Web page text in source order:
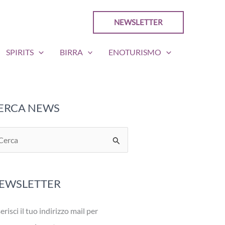
NEWSLETTER
SPIRITS BIRRA ENOTURISMO
NEWS
il tuo indirizzo mail per